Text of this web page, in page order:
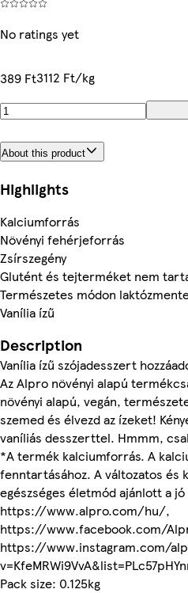
No ratings yet
389 Ft3112 Ft/kg
About this product
Highlights
Kalciumforrás
Növényi fehérjeforrás
Zsírszegény
Glutént és tejterméket nem
Természetes módon
Vanília ízű
Description
Vanília ízű szójadesszert
Az Alpro növényi alapú
növényi alapú, vegán,
szemed és élvezd az ízeket!
vaníliás desszerttel. Hmmm,
*A termék kalciumforrás. A
fenntartásához. A változatos és
egészséges életmód ajánlott a
https://www.alpro.com/hu/,
https://www.facebook.com/
https://www.instagram.com/
Pack size: 0.125kg